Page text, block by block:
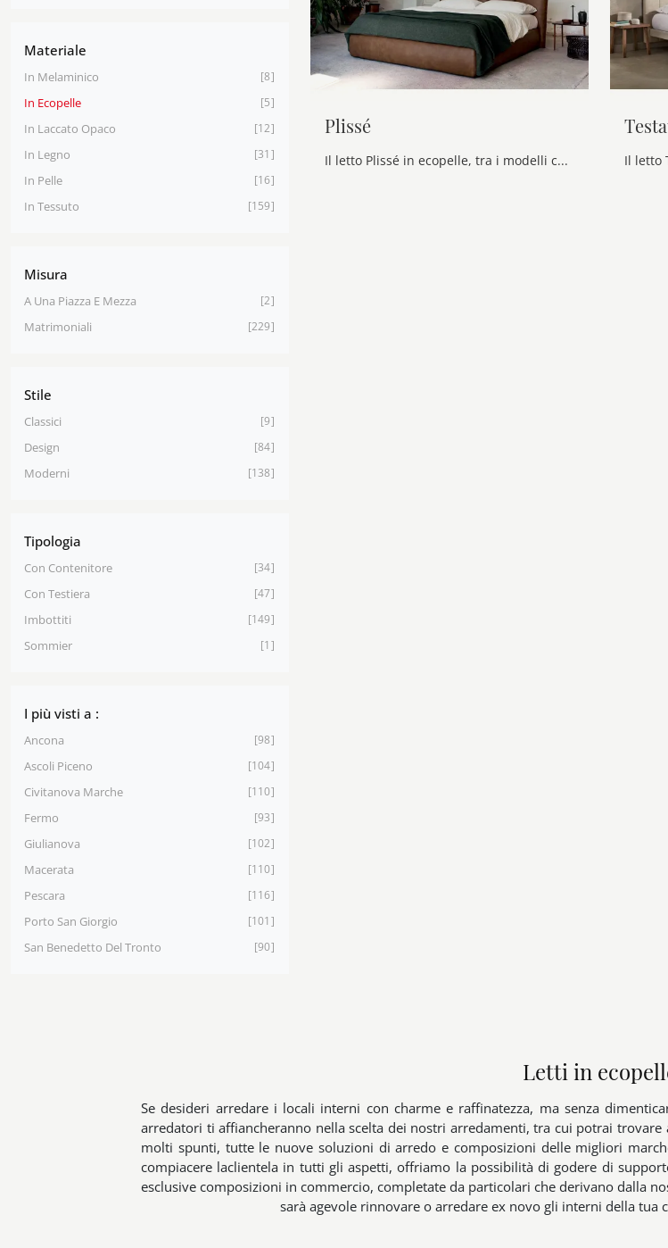
Materiale
In Melaminico 8
In Ecopelle 5
In Laccato Opaco 12
In Legno 31
In Pelle 16
In Tessuto 159
Misura
A Una Piazza E Mezza 2
Matrimoniali 229
Stile
Classici 9
Design 84
Moderni 138
Tipologia
Con Contenitore 34
Con Testiera 47
Imbottiti 149
Sommier 1
I più visti a :
Ancona 98
Ascoli Piceno 104
Civitanova Marche 110
Fermo 93
Giulianova 102
Macerata 110
Pescara 116
Porto San Giorgio 101
San Benedetto Del Tronto 90
Plissé
Il letto Plissé in ecopelle, tra i modelli con contenitore matrimoniali moderni di Veneran, è pensato per garantirti il riposo migliore.
Letti in
Se desideri arredare i locali interni con charme e raffinatezza, ma senza
arredatori ti affiancheranno nella scelta dei nostri arredamenti, tra cui potrai trovare
molti spunti, tutte le nuove soluzioni di arredo e composizioni delle migliori
compiacere laclientela in tutti gli aspetti, offriamo la possibilità di godere di
esclusive composizioni in commercio, completate da particolari che derivano dalla
sarà agevole rinnovare o arredare ex novo gli interni della tua